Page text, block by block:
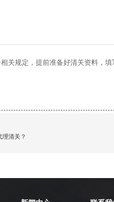
关规定，提前准备好清关资料，填
清关？